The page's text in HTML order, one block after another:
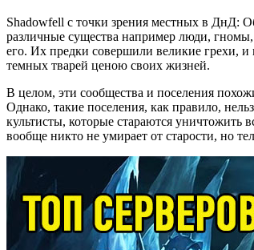
Shadowfell с точки зрения местных в ДнД:
различные существа например люди,
его. Их предки совершили великие грехи,
темных тварей ценою своих жизней.
В целом, эти сообщества и поселения
Однако, такие поселения, как правило,
культисты, которые стараются
вообще никто не умирает от старости, но